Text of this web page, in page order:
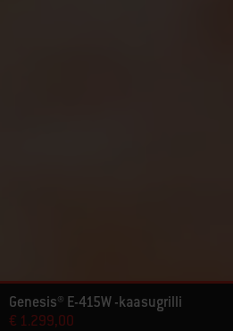
Genesis® E-415W -kaasugrilli
€ 1.299,00